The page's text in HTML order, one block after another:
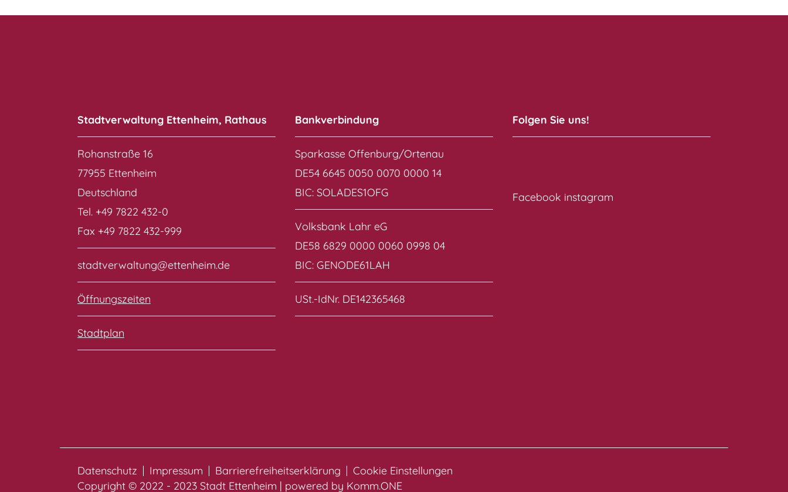
Stadtverwaltung Ettenheim, Rathaus
Rohanstraße 16
77955 Ettenheim
Deutschland
Tel. +49 7822 432-0
Fax +49 7822 432-999
stadtverwaltung@ettenheim.de
Öffnungszeiten
Stadtplan
Bankverbindung
Sparkasse Offenburg/Ortenau
DE54 6645 0050 0070 0000 14
BIC: SOLADES1OFG
Volksbank Lahr eG
DE58 6829 0000 0060 0998 04
BIC: GENODE61LAH
USt.-IdNr. DE142365468
Folgen Sie uns!
Facebook instagram
Datenschutz Impressum Barrierefreiheitserklärung
Cookie Einstellungen
Copyright © 2022 - 2023 Stadt Ettenheim | powered by Komm.ONE